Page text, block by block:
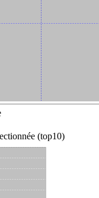
(top10)